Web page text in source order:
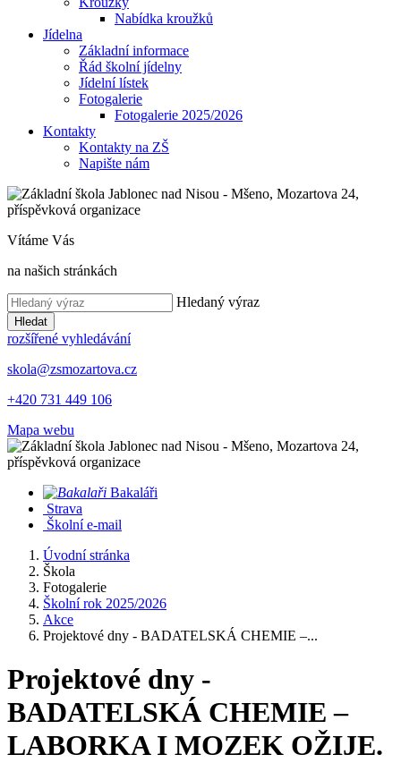
Nabídka kroužků
Jídelna
Základní informace
Řád školní jídelny
Jídelní lístek
Fotogalerie
Fotogalerie 2025/2026
Kontakty
Kontakty na ZŠ
Napište nám
Vítáme Vás
na našich stránkách
Hledaný výraz
Hledat
rozšířené vyhledávání
skola@zsmozartova.cz
+420 731 449 106
Mapa webu
Bakaláři
Strava
Školní e-mail
Úvodní stránka
Škola
Fotogalerie
Školní rok 2025/2026
Akce
Projektové dny - BADATELSKÁ CHEMIE –...
Projektové dny -
BADATELSKÁ CHEMIE –
LABORKA I MOZEK OŽIJE.